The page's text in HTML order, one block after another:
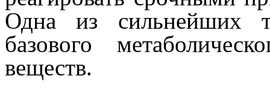
Одна из сильнейших
базового
веществ.